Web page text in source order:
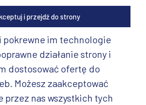
INFORMACJE
PRODUKTY CD.
i przejdź do strony
pokrewne im technologie
działanie strony i
dostosować ofertę do
Możesz zaakceptować
przez nas wszystkich tych